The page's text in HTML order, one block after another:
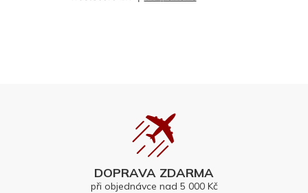
DOPRAVA ZDARMA
při objednávce nad 5 000 Kč